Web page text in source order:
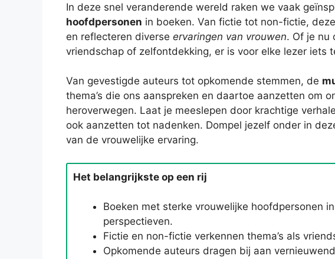
In deze snel veranderende wereld raken we vaak
hoofdpersonen in boeken. Van fictie tot non-fictie,
en reflecteren diverse ervaringen van vrouwen. Of je nu
vriendschap of zelfontdekking, er is voor elke lezer iets
Van gevestigde auteurs tot opkomende stemmen, de
thema’s die ons aanspreken en daartoe aanzetten om
heroverwegen. Laat je meeslepen door krachtige
ook aanzetten tot nadenken. Dompel jezelf onder in
van de vrouwelijke ervaring.
Het belangrijkste op een rij
Boeken met sterke vrouwelijke hoofdpersonen
perspectieven.
Fictie en non-fictie verkennen thema’s als
Opkomende auteurs dragen bij aan